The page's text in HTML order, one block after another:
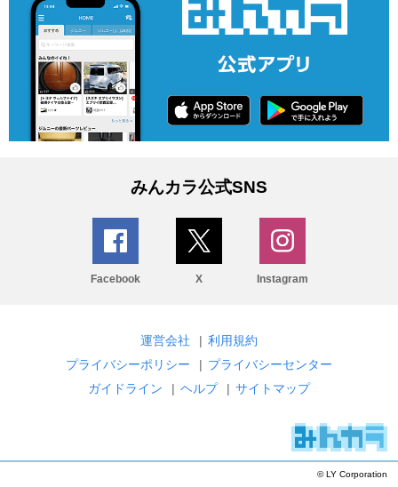
みんカラ公式SNS
Facebook X Instagram
運営会社 | 利用規約
プライバシーポリシー
| プライバシーセンター
ガイドライン
| ヘルプ | サイトマップ
© LY Corporation